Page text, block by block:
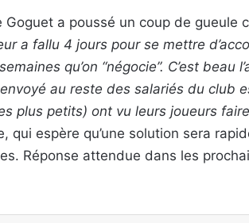
Goguet a poussé un coup de gueule
a fallu 4 jours pour se mettre
qu’on “négocie”. C’est beau
au reste des salariés du club
plus petits) ont vu leurs joueurs
qui espère qu’une solution sera
Réponse attendue dans les